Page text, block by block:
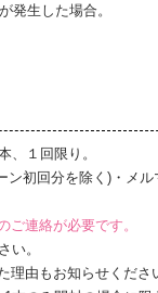
発生した場合。
、１回限り。
初回分を除く)・メ
ご連絡が必要です。
い。
理由もお知らせくださ